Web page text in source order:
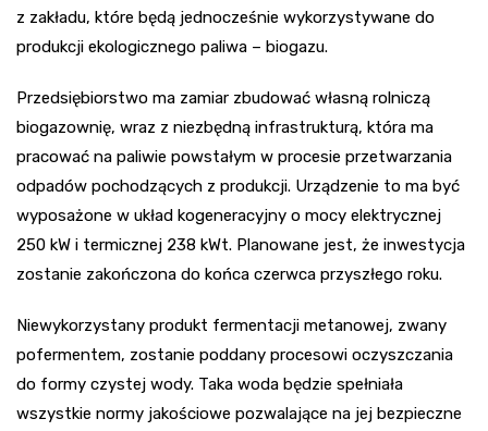
z zakładu, które będą jednocześnie wykorzystywane do
produkcji ekologicznego paliwa – biogazu.
Przedsiębiorstwo ma zamiar zbudować własną rolniczą
biogazownię, wraz z niezbędną infrastrukturą, która ma
pracować na paliwie powstałym w procesie przetwarzania
odpadów pochodzących z produkcji. Urządzenie to ma być
wyposażone w układ kogeneracyjny o mocy elektrycznej
250 kW i termicznej 238 kWt. Planowane jest, że inwestycja
zostanie zakończona do końca czerwca przyszłego roku.
Niewykorzystany produkt fermentacji metanowej, zwany
pofermentem, zostanie poddany procesowi oczyszczania
do formy czystej wody. Taka woda będzie spełniała
wszystkie normy jakościowe pozwalające na jej bezpieczne